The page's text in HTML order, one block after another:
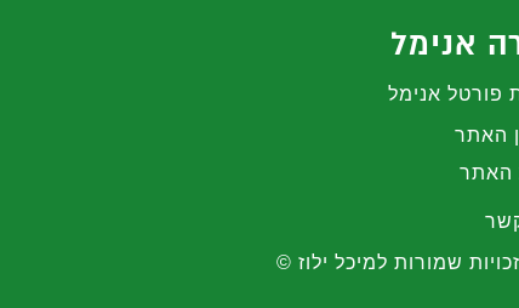
אנימל
פורטל אנימל
האתר
האתר
שמורות למיכל ילוז ©